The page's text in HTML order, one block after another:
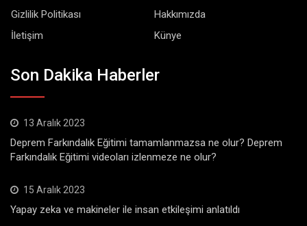
Gizlilik Politikası
Hakkımızda
İletişim
Künye
Son Dakika Haberler
13 Aralık 2023
Deprem Farkındalık Eğitimi tamamlanmazsa ne olur? Deprem
Farkındalık Eğitimi videoları izlenmeze ne olur?
15 Aralık 2023
Yapay zeka ve makineler ile insan etkileşimi anlatıldı